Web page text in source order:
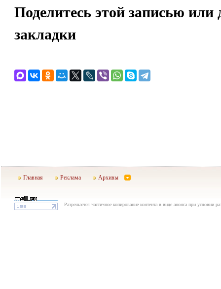
Поделитесь этой записью или
закладки
Главная Реклама Архивы
Разрешается частичное копирование контента в виде анонса при условии